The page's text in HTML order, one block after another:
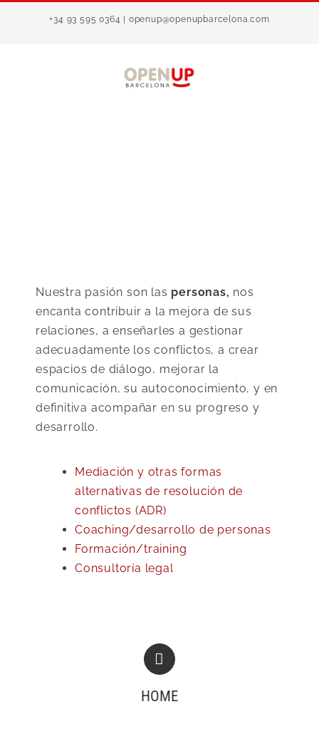
+34 93 595 0364 | openup@openupbarcelona.com
Nuestra pasión son las personas, nos
encanta contribuir a la mejora de sus
relaciones, a enseñarles a gestionar
adecuadamente los conflictos, a crear
espacios de diálogo, mejorar la
comunicación, su autoconocimiento, y en
definitiva acompañar en su progreso y
desarrollo.
Mediación y otras formas
alternativas de resolución de
conflictos (ADR)
Coaching/desarrollo de personas
Formación/training
Consultoría legal
HOME